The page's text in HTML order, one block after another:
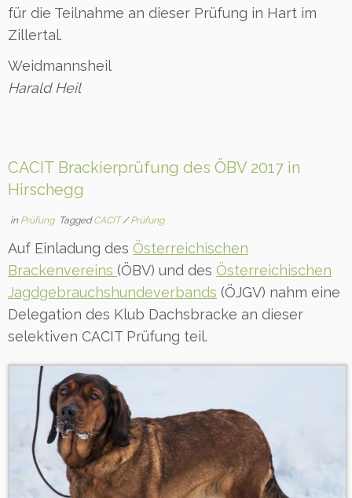
für die Teilnahme an dieser Prüfung in Hart im
Zillertal.
Weidmannsheil
Harald Heil
CACIT Brackierprüfung des ÖBV 2017 in
Hirschegg
in Prüfung TaggedCACIT/Prüfung
Auf Einladung des Österreichischen
Brackenvereins (ÖBV) und des Österreichischen
Jagdgebrauchshundeverbands (ÖJGV) nahm eine
Delegation des Klub Dachsbracke an dieser
selektiven CACIT Prüfung teil.